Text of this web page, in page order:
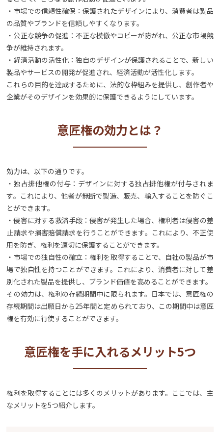
・市場での信頼性確保：保護されたデザインにより、消費者は製品
の品質やブランドを信頼しやすくなります。
・公正な競争の促進：不正な模倣やコピーが防がれ、公正な市場競
争が維持されます。
・経済活動の活性化：独自のデザインが保護されることで、新しい
製品やサービスの開発が促進され、経済活動が活性化します。
これらの目的を達成するために、法的な枠組みを提供し、創作者や
企業がそのデザインを効果的に保護できるようにしています。
意匠権の効力とは？
効力は、以下の通りです。
・独占排他権の付与：デザインに対する独占排他権が付与されま
す。これにより、他者が無断で製造、販売、輸入することを防ぐこ
とができます。
・侵害に対する救済手段：侵害が発生した場合、権利者は侵害の差
止請求や損害賠償請求を行うことができます。これにより、不正使
用を防ぎ、権利を適切に保護することができます。
・市場での独自性の確立：権利を取得することで、自社の製品が市
場で独自性を持つことができます。これにより、消費者に対して差
別化された製品を提供し、ブランド価値を高めることができます。
その効力は、権利の存続期間中に限られます。日本では、意匠権の
存続期間は出願日から25年間と定められており、この期間中は意匠
権を有効に行使することができます。
意匠権を手に入れるメリット5つ
権利を取得することには多くのメリットがあります。ここでは、主
なメリットを5つ紹介します。